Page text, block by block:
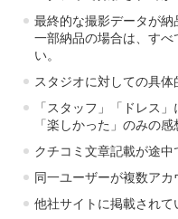
最終的な撮影データが
一部納品の場合は、す
い。
スタジオに対しての具
「スタッフ」「ドレス
「楽しかった」のみの
クチコミ文章記載が途
同一ユーザーが複数ア
他社サイトに掲載され